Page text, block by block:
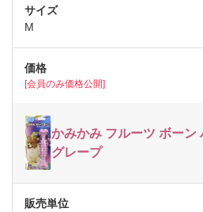
M
[会員のみ価格公開]
かみかみ フルーツ ボーン
グレープ